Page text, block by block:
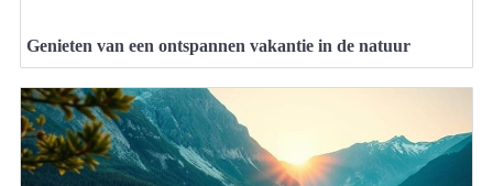
Genieten van een ontspannen vakantie in de natuur